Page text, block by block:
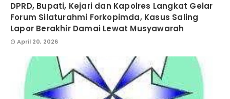
DPRD, Bupati, Kejari dan Kapolres Langkat Gelar
Forum Silaturahmi Forkopimda, Kasus Saling
Lapor Berakhir Damai Lewat Musyawarah
April 20, 2026